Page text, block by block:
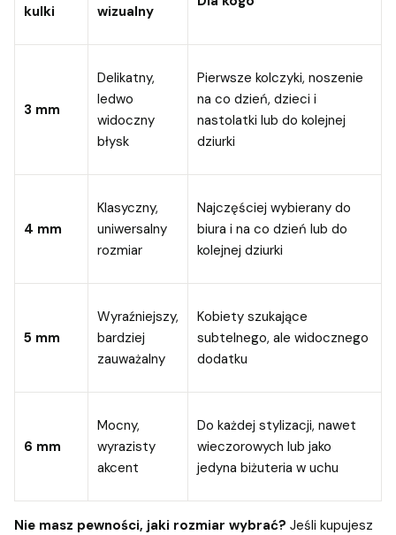
kulki
wizualny
3 mm
Delikatny,
ledwo
widoczny
błysk
Pierwsze kolczyki, noszenie
na co dzień, dzieci i
nastolatki lub do kolejnej
dziurki
4 mm
Klasyczny,
uniwersalny
rozmiar
Najczęściej wybierany do
biura i na co dzień lub do
kolejnej dziurki
5 mm
Wyraźniejszy,
bardziej
zauważalny
Kobiety szukające
subtelnego, ale widocznego
dodatku
6 mm
Mocny,
wyrazisty
akcent
Do każdej stylizacji, nawet
wieczorowych lub jako
jedyna biżuteria w uchu
Nie masz pewności, jaki rozmiar wybrać? Jeśli kupujesz